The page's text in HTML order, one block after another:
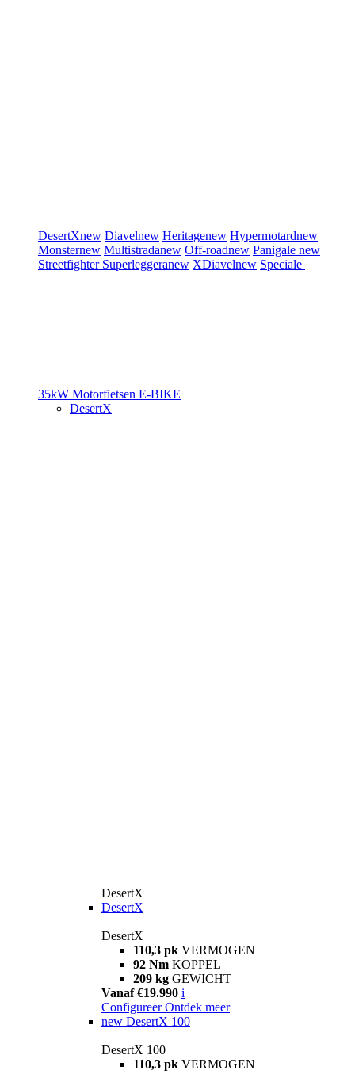
DesertXnew Diavelnew Heritagenew Hypermotardnew
Monsternew Multistradanew Off-roadnew Panigale new
Streetfighter Superleggeranew XDiavelnew Speciale
35kW Motorfietsen E-BIKE
DesertX
DesertX
DesertX
DesertX
110,3 pk VERMOGEN
92 Nm KOPPEL
209 kg GEWICHT
Vanaf €19.990 i
Configureer Ontdek meer
new DesertX 100
DesertX 100
110,3 pk VERMOGEN